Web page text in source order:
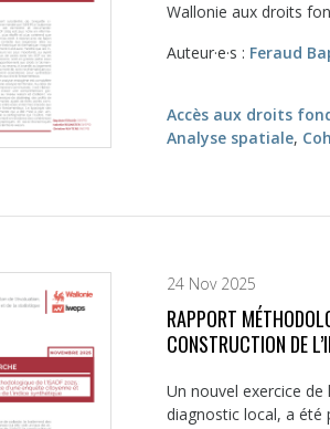
Wallonie aux droits
Auteur·e·s : Feraud
Accès aux droits
Analyse spatiale,
24 Nov 2025
RAPPORT
CONSTRUCTION DE
Un nouvel exercice de
diagnostic local, a été